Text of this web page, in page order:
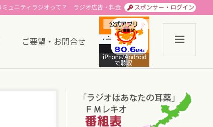
スポンサー・ログイン
ラジオ広告・料金
ミュニティラジオって？
ご要望・お問合せ